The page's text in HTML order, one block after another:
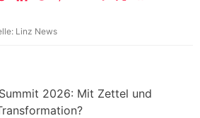
Linz News
2026: Mit Zettel und